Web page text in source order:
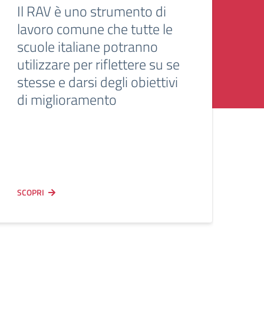
Il RAV è uno strumento di
lavoro comune che tutte le
scuole italiane potranno
utilizzare per riflettere su se
stesse e darsi degli obiettivi
di miglioramento
SCOPRI